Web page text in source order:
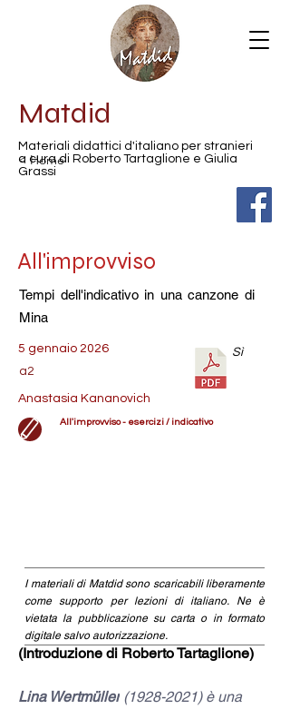
Matdid
Materiali didattici d'italiano per stranieri
a cura di Roberto Tartaglione e Giulia
Grassi
< Home
All'improvviso
Tempi dell'indicativo in una canzone di
Mina
5 gennaio 2026
a2
Anastasia Kananovich
Sì
All'improvviso - esercizi / indicativo
I materiali di Matdid sono scaricabili liberamente
come supporto per lezioni di italiano. Ne è
vietata la pubblicazione su carta o in formato
digitale salvo autorizzazione.
(Introduzione di Roberto Tartaglione)
Lina Wertmüller (1928-2021) è una